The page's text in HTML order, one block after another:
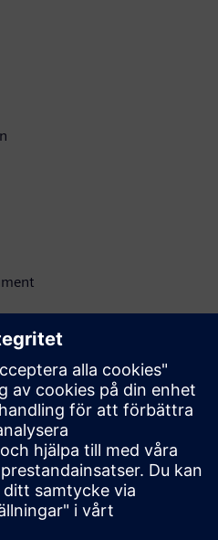
Xcelerator
en ny produkt, eller
integration av Siemens
produkt